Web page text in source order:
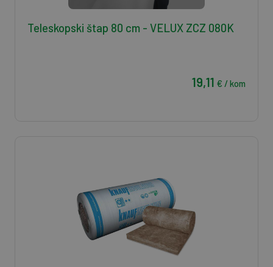
Teleskopski štap 80 cm - VELUX ZCZ 080K
19,11 € / kom